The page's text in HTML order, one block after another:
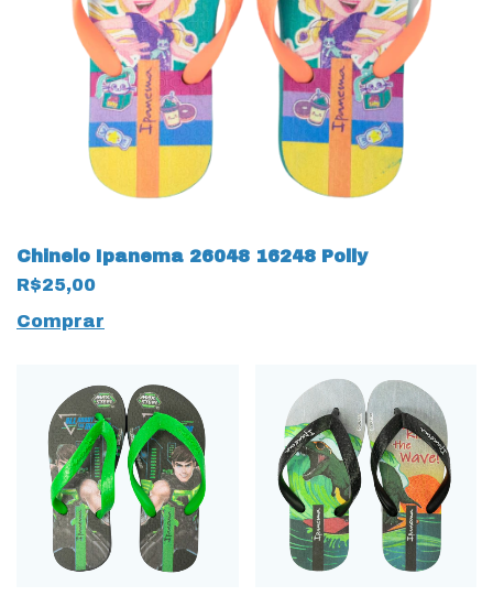
Chinelo Ipanema 26048 16248 Polly
R$25,00
Comprar